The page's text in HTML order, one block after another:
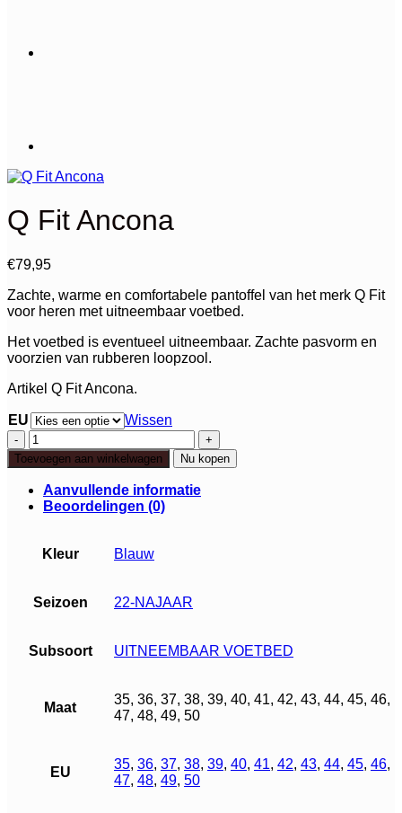
Q Fit Ancona
€79,95
Zachte, warme en comfortabele pantoffel van het merk Q Fit
voor heren met uitneembaar voetbed.
Het voetbed is eventueel uitneembaar. Zachte pasvorm en
voorzien van rubberen loopzool.
Artikel Q Fit Ancona.
EU
Wissen
Q
Fit
Ancona
aantal
Toevoegen aan winkelwagen Nu kopen
Aanvullende informatie
Beoordelingen (0)
Kleur Blauw
Seizoen 22-NAJAAR
Subsoort UITNEEMBAAR VOETBED
Maat
35, 36, 37, 38, 39, 40, 41, 42, 43, 44, 45, 46,
47, 48, 49, 50
EU
35, 36, 37, 38, 39, 40, 41, 42, 43, 44, 45, 46,
47, 48, 49, 50